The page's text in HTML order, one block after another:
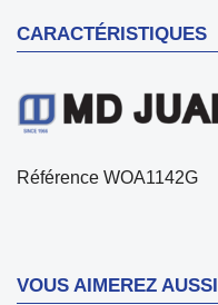
CARACTÉRISTIQUES
Référence WOA1142G
VOUS AIMEREZ AUSSI